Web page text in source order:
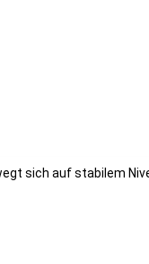
sich auf stabilem